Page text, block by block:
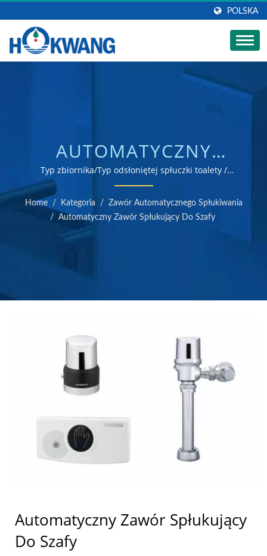
POLSKA
AUTOMATYCZNY
ZAWÓR SPŁUKUJĄCY
DO SZAFY |
PRODUCENT
DOZOWNIKÓW MYDŁA
ZE STALI NIERDZEWNEJ
| HOKWANG
Typ zbiornika/Typ odsłoniętej spłuczki toalety /
producent suszarek do rąk i dozowników mydła z
certyfikatem ISO 9001 i 14001
Home / Kategoria /
Zawór Automatycznego Spłukiwania
/
Automatyczny Zawór Spłukujący Do Szafy
Automatyczny Zawór Spłukujący
Do Szafy